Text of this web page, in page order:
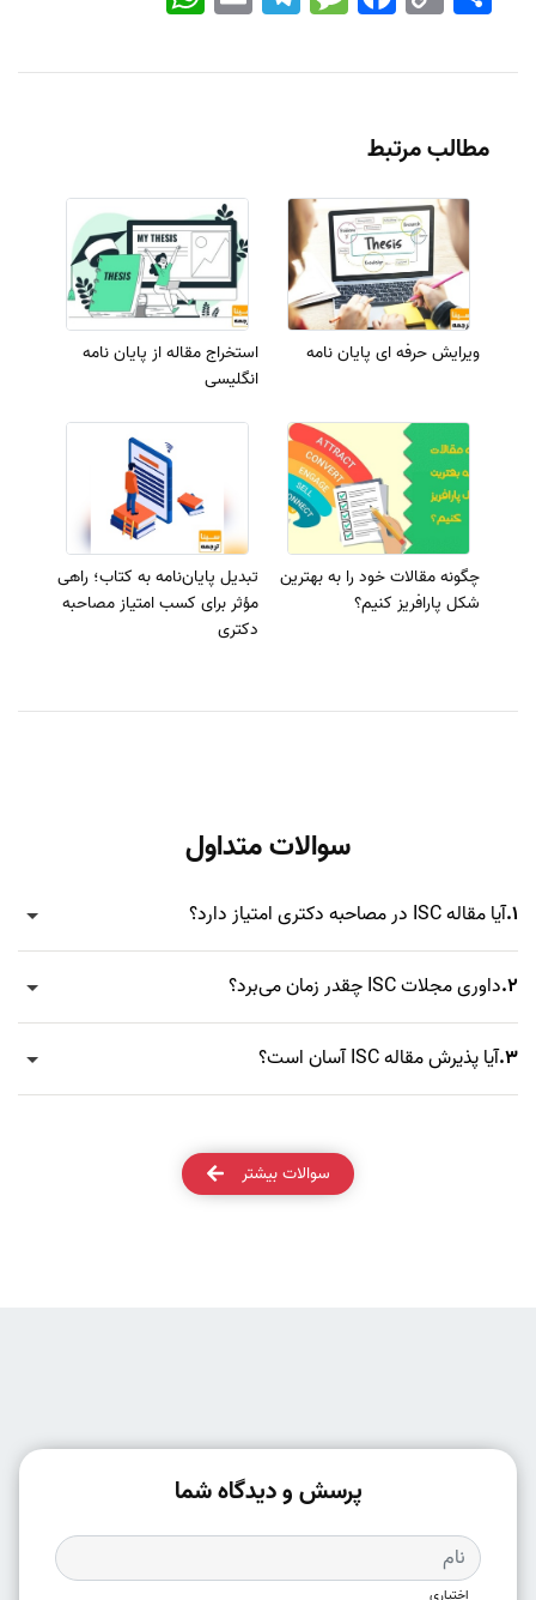
مطالب مرتبط
ویرایش حرفه ای پایان نامه
استخراج مقاله از پایان نامه
انگلیسی
چگونه مقالات خود را به بهترین
شکل پارافریز کنیم؟
تبدیل پایان‌نامه به کتاب؛ راهی
مؤثر برای کسب امتیاز مصاحبه
دکتری
سوالات متداول
1.آیا مقاله ISC در مصاحبه دکتری امتیاز دارد؟
2. داوری مجلات ISC چقدر زمان می‌برد؟
3.آیا پذیرش مقاله ISC آسان است؟
سوالات بیشتر
پرسش و دیدگاه شما
اختیاری